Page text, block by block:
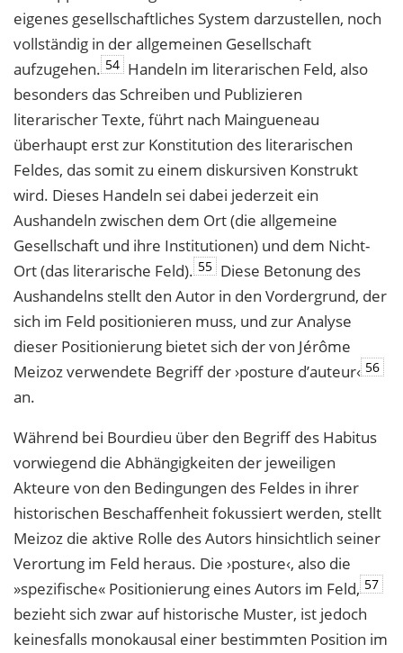
eigenes gesellschaftliches System darzustellen, noch
vollständig in der allgemeinen Gesellschaft
aufzugehen. 54 Handeln im literarischen Feld, also
besonders das Schreiben und Publizieren
literarischer Texte, führt nach Maingueneau
überhaupt erst zur Konstitution des literarischen
Feldes, das somit zu einem diskursiven Konstrukt
wird. Dieses Handeln sei dabei jederzeit ein
Aushandeln zwischen dem Ort (die allgemeine
Gesellschaft und ihre Institutionen) und dem Nicht-
Ort (das literarische Feld). 55 Diese Betonung des
Aushandelns stellt den Autor in den Vordergrund, der
sich im Feld positionieren muss, und zur Analyse
dieser Positionierung bietet sich der von Jérôme
Meizoz verwendete Begriff der ›posture d’auteur‹ 56
an.
Während bei Bourdieu über den Begriff des Habitus
vorwiegend die Abhängigkeiten der jeweiligen
Akteure von den Bedingungen des Feldes in ihrer
historischen Beschaffenheit fokussiert werden, stellt
Meizoz die aktive Rolle des Autors hinsichtlich seiner
Verortung im Feld heraus. Die ›posture‹, also die
»spezifische« Positionierung eines Autors im Feld, 57
bezieht sich zwar auf historische Muster, ist jedoch
keinesfalls monokausal einer bestimmten Position im